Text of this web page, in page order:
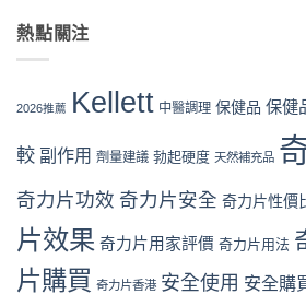
最
抵
時
機〉
理
買
指
中
教
下
單
收
貨
次
懂〉
中
男
品：
功
與
家
口
碑
全
片
Kellett
國
保
品
全
面
比
較：
成
熱點關注
2026推薦 Kellett 中醫調理 保健品 保健
較 副作用 劑量建議 勃起硬度 天然補充品
奇力片功效 奇力片安全 奇力片性價
片效果 奇力片用家評價 奇力片用法
片購買 奇力片香港 安全使用 安全購